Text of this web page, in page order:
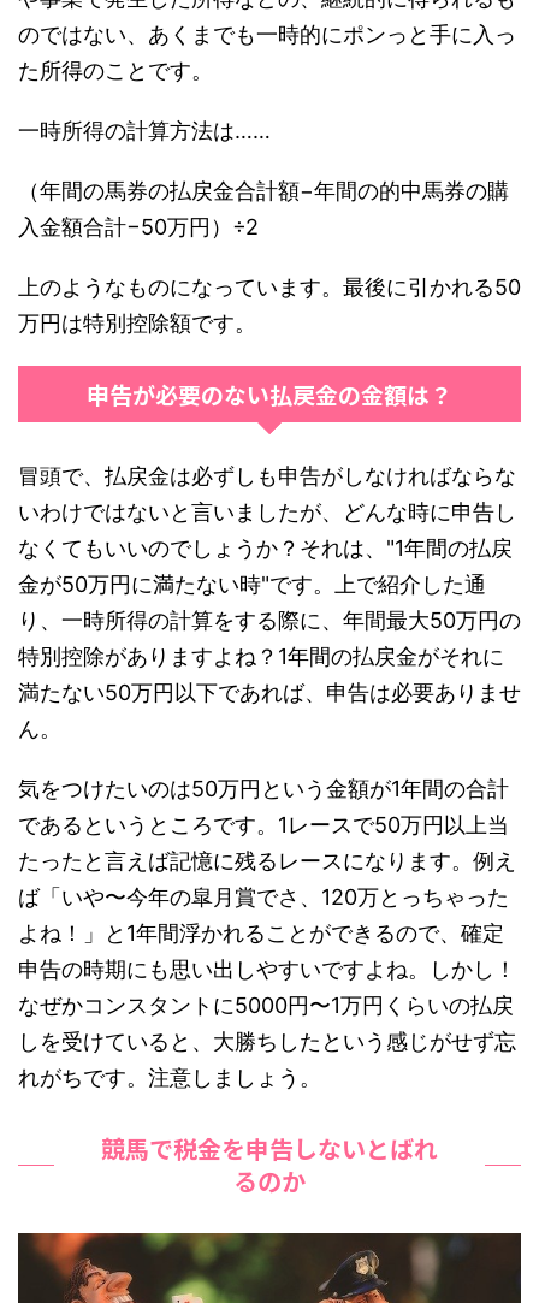
のではない、あくまでも一時的にポンっと手に入っ
た所得のことです。
一時所得の計算方法は……
（年間の馬券の払戻金合計額−年間の的中馬券の購
入金額合計−50万円）÷2
上のようなものになっています。最後に引かれる50
万円は特別控除額です。
申告が必要のない払戻金の金額は？
冒頭で、払戻金は必ずしも申告がしなければならな
いわけではないと言いましたが、どんな時に申告し
なくてもいいのでしょうか？それは、"1年間の払戻
金が50万円に満たない時"です。上で紹介した通
り、一時所得の計算をする際に、年間最大50万円の
特別控除がありますよね？1年間の払戻金がそれに
満たない50万円以下であれば、申告は必要ありませ
ん。
気をつけたいのは50万円という金額が1年間の合計
であるというところです。1レースで50万円以上当
たったと言えば記憶に残るレースになります。例え
ば「いや〜今年の皐月賞でさ、120万とっちゃった
よね！」と1年間浮かれることができるので、確定
申告の時期にも思い出しやすいですよね。しかし！
なぜかコンスタントに5000円〜1万円くらいの払戻
しを受けていると、大勝ちしたという感じがせず忘
れがちです。注意しましょう。
競馬で税金を申告しないとばれ
るのか